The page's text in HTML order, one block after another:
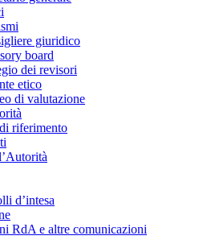
giuridico
board
dei revisori
etico
di valutazione
riferimento
d’intesa
RdA e altre comunicazioni